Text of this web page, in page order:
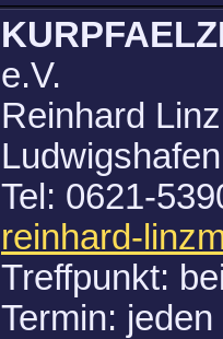
e.V.
Reinhard
Ludwigshafen
Tel: 0621-
reinhard-
Treffpunkt:
Termin: